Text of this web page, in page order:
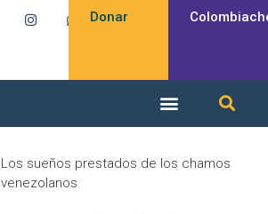
Donar
Los sueños prestados de los chamos
venezolanos